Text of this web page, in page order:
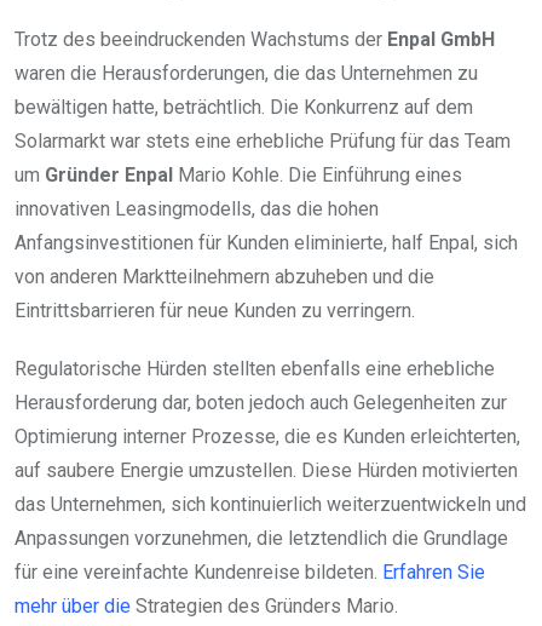
Trotz des beeindruckenden Wachstums der Enpal GmbH
waren die Herausforderungen, die das Unternehmen zu
bewältigen hatte, beträchtlich. Die Konkurrenz auf dem
Solarmarkt war stets eine erhebliche Prüfung für das Team
um Gründer Enpal Mario Kohle. Die Einführung eines
innovativen Leasingmodells, das die hohen
Anfangsinvestitionen für Kunden eliminierte, half Enpal, sich
von anderen Marktteilnehmern abzuheben und die
Eintrittsbarrieren für neue Kunden zu verringern.
Regulatorische Hürden stellten ebenfalls eine erhebliche
Herausforderung dar, boten jedoch auch Gelegenheiten zur
Optimierung interner Prozesse, die es Kunden erleichterten,
auf saubere Energie umzustellen. Diese Hürden motivierten
das Unternehmen, sich kontinuierlich weiterzuentwickeln und
Anpassungen vorzunehmen, die letztendlich die Grundlage
für eine vereinfachte Kundenreise bildeten. Erfahren Sie
mehr über die Strategien des Gründers Mario.